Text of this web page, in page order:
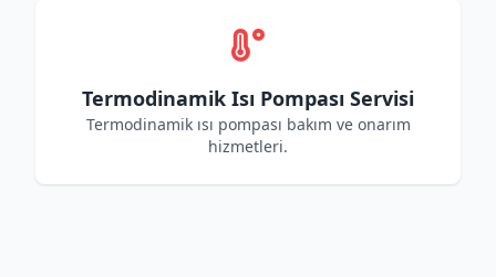
Termodinamik Isı Pompası Servisi
Termodinamik ısı pompası bakım ve onarım
hizmetleri.